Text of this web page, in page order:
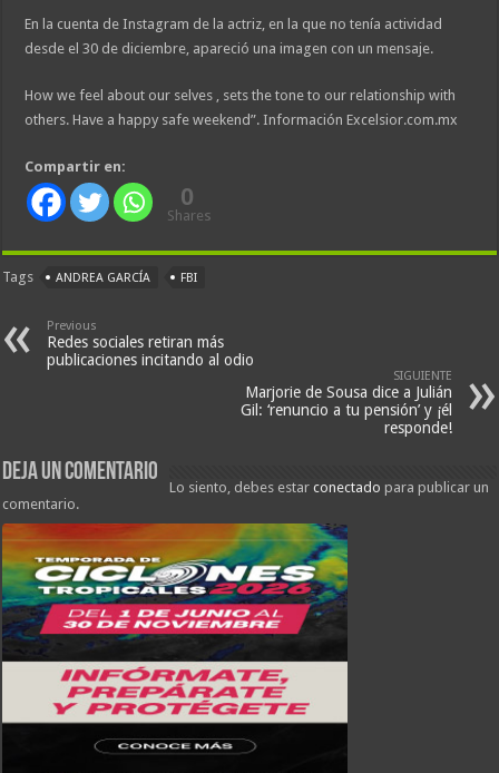
En la cuenta de Instagram de la actriz, en la que no tenía actividad
desde el 30 de diciembre, apareció una imagen con un mensaje.
How we feel about our selves , sets the tone to our relationship with
others. Have a happy safe weekend”. Información Excelsior.com.mx
Compartir en:
0
Shares
Tags ANDREA GARCÍA FBI
Previous
Redes sociales retiran más
publicaciones incitando al odio
SIGUIENTE
Marjorie de Sousa dice a Julián
Gil: ‘renuncio a tu pensión’ y ¡él
responde!
Deja un comentario
Lo siento, debes estarconectado para publicar un
comentario.